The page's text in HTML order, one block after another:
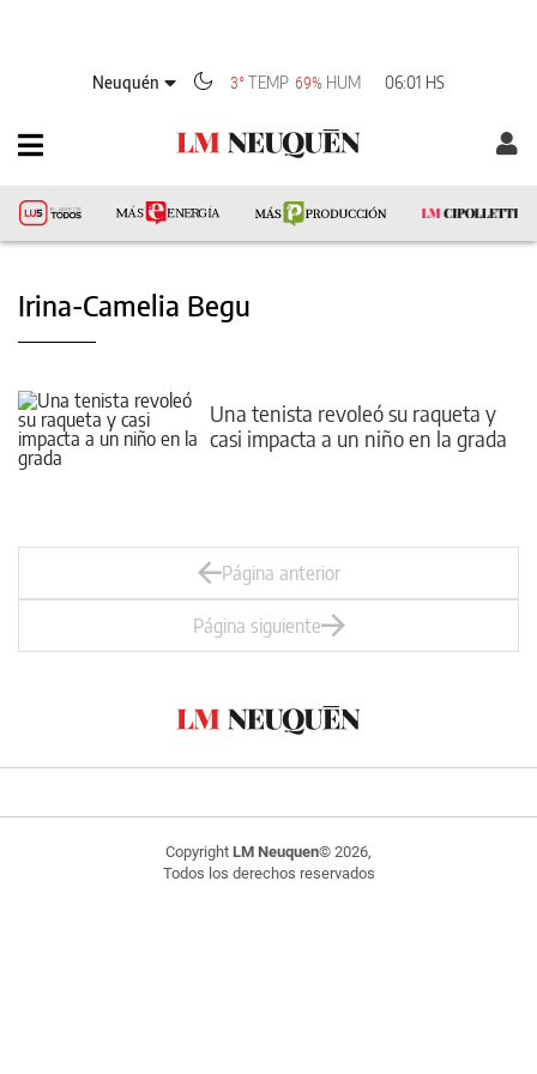
Neuquén 3°TEMP 69% HUM 06:01 HS
Irina-Camelia Begu
Una tenista revoleó su raqueta y
casi impacta a un niño en la grada
Página anterior
Página siguiente
Copyright LM Neuquen© 2026,
Todos los derechos reservados